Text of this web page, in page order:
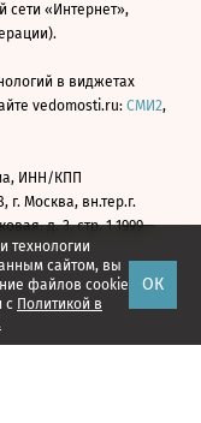
технологии
сайтом, вы
файлов cookie
с Политикой в
ОК
сети «Интернет»,
в виджетах
vedomosti.ru: СМИ2,
ИНН/КПП
г. Москва, вн.тер.г.
д. 3, стр. 1 1999—